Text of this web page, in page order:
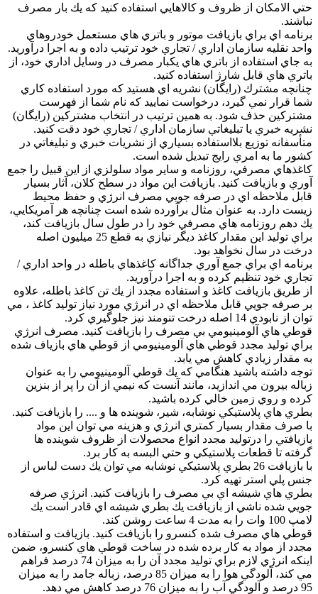
حتي الامكان از ظروف و كالاهايي استفاده كنيد كه يك بار مصرف
نباشند.
برنامه اي براي بازيافت موتور و باتري هاي مستعمل خودروهاي
واحد نقليه سازمان اداري / تجاري خود ترتيب داده و به اجرا درآوريد.
به جاي استفاده از باتري هاي يكبار مصرف در وسايل اداري خود، از
باتري هاي قابل شارژ استفاده كنيد.
چنانچه مشترك (رايگان) نشريه اي هستيد كه مورد استفاده كاري
شما قرار نمي گيرد، درخواست نماييد كه نام شما از فهرست
مشتركين حذف شود. به همين ترتيب در انتخاب مشتركين (رايگان)
نشريه خبري يا تبليغاتي سازمان اداري / تجاري خود دقت كنيد.
متأسفانه توزيع بلااستفاده بسياري از نشريات خبري و تبليغاتي در
كشور ما به امري رايج تبديل شده است.
كاغذهاي مصرفي، روزنامه و ساير مواد سلولزي از اين قبيل را جمع
آوري و بازيافت كنيد. بازيافت اين مواد در سطح كلان، آثار بسيار
قابل ملاحظه اي در صرفه جويي مصرف انرژي و حفظ محيط
زيست دارد. به عنوان مثال برآورده شده است چنانچه هر آمريكايي،
يك دهم روزنامه هاي مصرفي خود را در طول سال بازيافت كند،
براي توليد اين مقدار كاغذ ديگر نيازي به قطع 25 ميليون اصله
درخت در سال نخواهد بود.
برنامه اي براي جمع آوري جداگانه كاغذهاي باطله در واحد اداري /
تجاري خود تنظيم كرده و به اجرا درآوريد.
از طريق بازيافت كاغذ و استفاده مجدد از يك تن كاغذ باطله، علاوه
بر صرفه جويي قابل ملاحظه اي در انرژي مورد نياز توليد كاغذ ، مي
توان از نابودي 14 اصله درخت تنومند نيز جلوگيري كرد.
قوطي هاي آلومينيومي بي مصرف را بازيافت كنيد. مصرف انرژي
براي توليد مجدد قوطي هاي آلومينيومي از قوطي هاي بازياف شده
به مقدار زيادي كاهش مي يابد.
توجه داشته باشيد هنگامي كه يك قوطي آلومينيومي را به عنوان
زباله بيرون مي اندازيد، مانند آنست كه نيمي از آن را پر از بنزين
كرده و روي زمين خالي كرده باشيد.
بطري هاي پلاستيكي نوشابه، شير، شوينده ها و .... را بازيافت كنيد.
با صرف مقدار بسيار كمتري انرژي و هزينه مي توان اين مواد
بازيافتي را درتوليد مجدد انواع محصولات از ظروف شوينده ها
گرفته تا قطعات پلاستيكي و حتي البسه به كار برد.
با بازيافت 26 بطري پلاستيكي نوشابه مي توان يك دست لباس از
جنس پلي استر تهيه كرد.
بطري هاي شيشه اي بي مصرف را بازيافت كنيد. انرژي صرفه
جويي شده ناشي از بازيافت يك بطري شيشه اي قادر است يك
لامپ 100 وات را به مدت 4 ساعت روشن كند.
قوطي هاي مصرف شده كنسرو را بازيافت كنيد. بازيافت و استفاده
مجدد از مواد به كار برده شده در ساخت قوطي هاي كنسرو، ضمن
اينكه انرژي لازم براي توليد مجدد آن را به ميزان 74 درصد فراهم
مي كند، آلودگي هوا را به ميزان 85 درصد، زباله جامد را به ميزان
95 درصد و آلودگي آب را به ميزان 76 درصد كاهش مي دهد.